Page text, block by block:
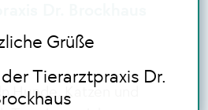
Hunde, Katzen und
Grüße
Tierarztpraxis Dr.